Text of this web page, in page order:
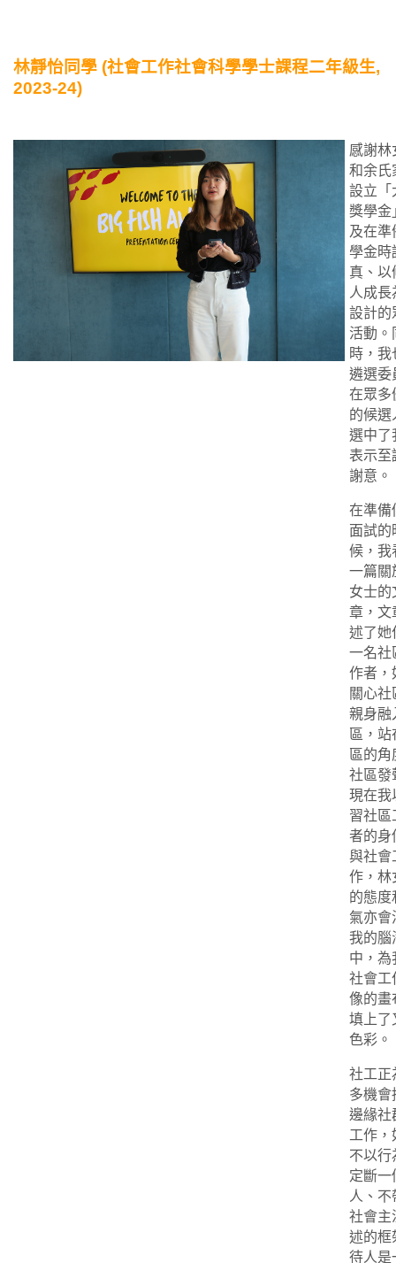
林靜怡同學 (社會工作社會科學學士課程二年級生,
2023-24)
感謝林
和余氏
設立 「
獎學金
及在準
學金時
真、以
人成長
設計的
活動。
時，我
遴選委
在眾多
的候選
選中了
表示至
謝意。
在準備
面試的
候，我
一篇關
女士的
章，文
述了她
一名社
作者，
關心社
親身融
區，站
區的角
社區發
現在我
習社區
者的身
與社會
作，林
的態度
氣亦會
我的腦
中，為
社會工
像的畫
填上了
色彩。
社工正
多機會
邊緣社
工作，
不以行
定斷一
人、不
社會主
述的框
待人是